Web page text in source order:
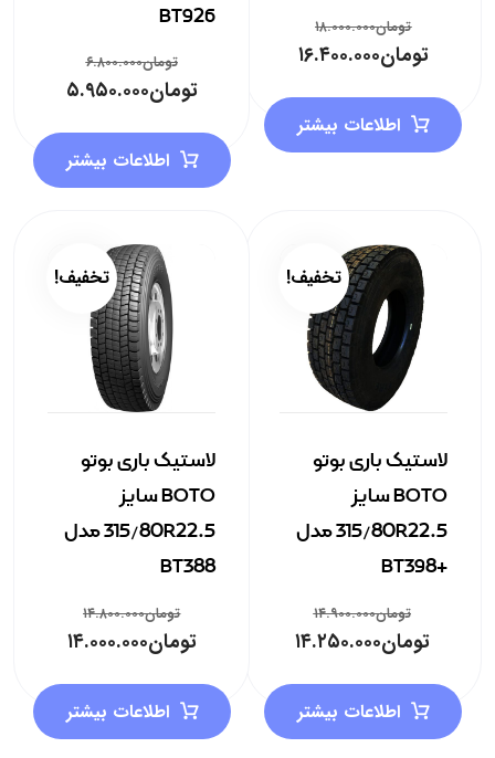
تومان۱۸.۰۰۰.۰۰۰
تومان۱۶.۴۰۰.۰۰۰
اطلاعات بیشتر
BT926
تومان۶.۸۰۰.۰۰۰
تومان۵.۹۵۰.۰۰۰
اطلاعات بیشتر
لاستیک باری بوتو
BOTO سایز
315/80R22.5 مدل
+BT398
تومان۱۴.۹۰۰.۰۰۰
تومان۱۴.۲۵۰.۰۰۰
تخفیف!
اطلاعات بیشتر
لاستیک باری بوتو
BOTO سایز
315/80R22.5 مدل
BT388
تومان۱۴.۸۰۰.۰۰۰
تومان۱۴.۰۰۰.۰۰۰
تخفیف!
اطلاعات بیشتر